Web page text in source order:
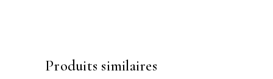
Produits similaires